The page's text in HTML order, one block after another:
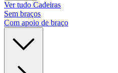
Ver tudo Cadeiras
Sem braços
Com apoio de braço